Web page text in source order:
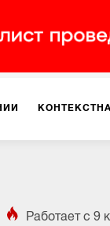
Работает с9